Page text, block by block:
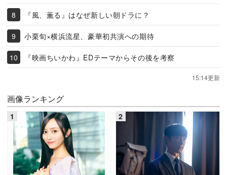
『風、薫る』はなぜ新しい朝ドラに？
小栗旬×横浜流星、豪華初共演への期待
『映画ちいかわ』EDテーマからその後を考察
15:14更新
画像ランキング